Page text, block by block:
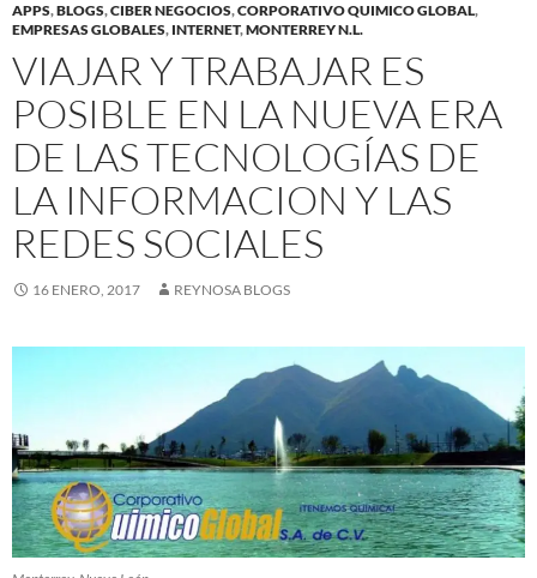
APPS,BLOGS,CIBER NEGOCIOS,CORPORATIVO QUIMICO GLOBAL,
EMPRESAS GLOBALES, INTERNET,MONTERREY N.L.
VIAJAR Y TRABAJAR ES
POSIBLE EN LA NUEVA ERA
DE LAS TECNOLOGÍAS DE
LA INFORMACION Y LAS
REDES SOCIALES
16 ENERO, 2017 REYNOSA BLOGS